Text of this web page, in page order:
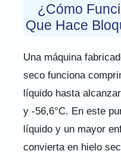
¿Cómo
Que Hace
Una máquina
seco funciona
líquido hasta
y -56,6°C. En este
líquido y un mayor
convierta en hielo